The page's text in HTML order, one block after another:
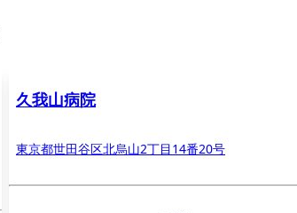
久我山病院
東京都世田谷区北烏山2丁目14番20号